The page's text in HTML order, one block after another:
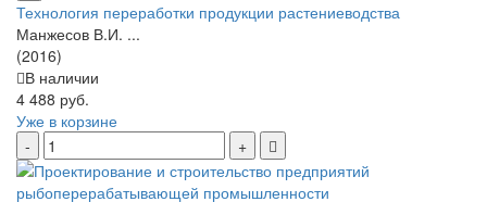
Технология переработки продукции растениеводства
Манжесов В.И. ...
(2016)
В наличии
4 488 руб.
Уже в корзине